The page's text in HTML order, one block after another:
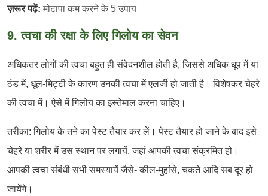
ज़रूर पढ़ें: मोटापा कम करने के 5 उपाय
9. त्वचा की रक्षा के लिए गिलोय का सेवन
अधिकतर लोगों की त्वचा बहुत ही संवेदनशील होती है, जिससे अधिक धूप में या
ठंड में, धूल-मिट्टी के कारण उनकी त्वचा में एलर्जी हो जाती है। विशेषकर चेहरे
की त्वचा में। ऐसे में गिलोय का इस्तेमाल करना चाहिए।
तरीका: गिलोय के तने का पेस्ट तैयार कर लें। पेस्ट तैयार हो जाने के बाद इसे
चेहरे या शरीर में उस स्थान पर लगायें, जहां आपकी त्वचा संक्रमित हो।
आपकी त्वचा संबंधी सभी समस्यायें जैसे- कील-मुहांसे, चकते आदि सब दूर हो
जायेंगे।